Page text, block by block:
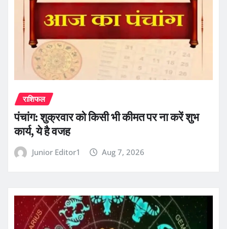
राशिफल
पंचांग: शुक्रवार को किसी भी कीमत पर ना करें शुभ
कार्य, ये है वजह
Junior Editor1 Aug 7, 2026